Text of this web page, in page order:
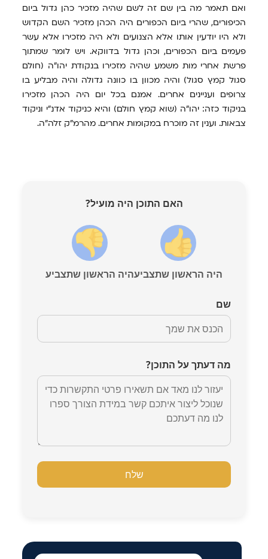
ואם תאמר מה בין שם זה לשם שהיה מזכיר כהן גדול ביום
הכיפורים, שהרי ביום הכפורים היה הכהן מזכיר השם הקדוש
ולא היו יודעין אותו אלא הצנועים ולא היה מזכירו אלא עשר
פעמים ביום הכפורים, וכהן גדול בדווקא. ויש לומר שמתוך
פרשת אחרי מות משמע שהיה מזכירו בנקודת יהו"ה (חולם
סגול קמץ סגול) והיה מכוון בו כוונה גדולה והיה מבליע בו
צרופים ועניינים אחרים. אמנם בכל יום היה הכהן מזכירו
בניקוד כזה: יהו"ה (שוא קמץ חולם) והיא כניקוד אדנ"י וניקוד
צבאות. וענין זה מוכרח במקומות אחרים. מהרמ"ק זלה"ה.
האם התוכן היה מועיל?
היה הראשון שתצביעהיה הראשון שתצביע
שם
מה דעתך על התוכן?